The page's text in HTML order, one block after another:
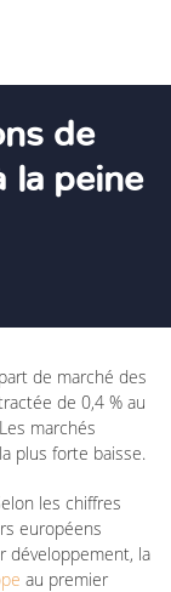
de
la peine
de marché des
de 0,4 % au
marchés
plus forte baisse.
les chiffres
européens
développement, la
au premier